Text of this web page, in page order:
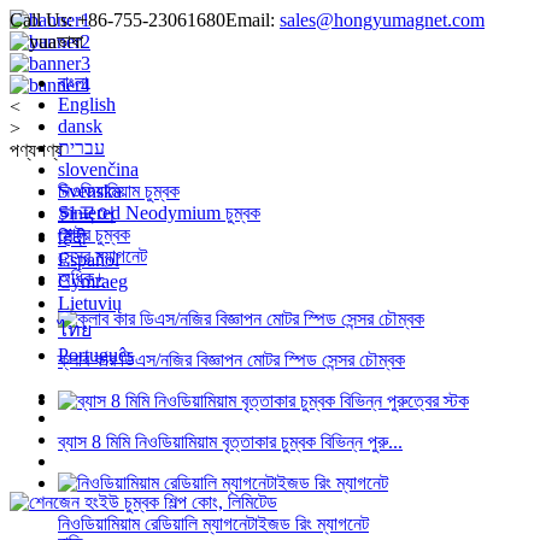
Call Us: +86-755-23061680Email: sales@hongyumagnet.com
ভাষা
বাংলা
English
dansk
עברית
slovenčina
Svenska
한국어
हिंदी
Español
Cymraeg
Lietuvių
ไทย
Português
<
>
পণ্যপণ্য
নিওডিয়ামিয়াম চুম্বক
Sintered Neodymium চুম্বক
মোটর চুম্বক
সেন্সর ম্যাগনেট
অধিক+
ক্লাব কার ডিএস/নজির বিজ্ঞাপন মোটর স্পিড সেন্সর চৌম্বক
ব্যাস 8 মিমি নিওডিয়ামিয়াম বৃত্তাকার চুম্বক বিভিন্ন পুরু...
নিওডিয়ামিয়াম রেডিয়ালি ম্যাগনেটাইজড রিং ম্যাগনেট